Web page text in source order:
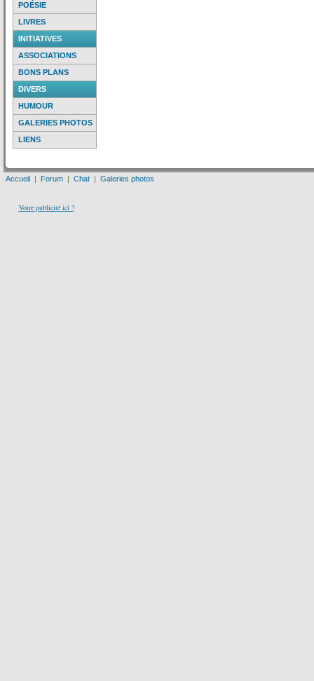
POÉSIE
LIVRES
INITIATIVES
ASSOCIATIONS
BONS PLANS
DIVERS
HUMOUR
GALERIES PHOTOS
LIENS
Accueil | Forum | Chat | Galeries photos
Votre publicité ici ?